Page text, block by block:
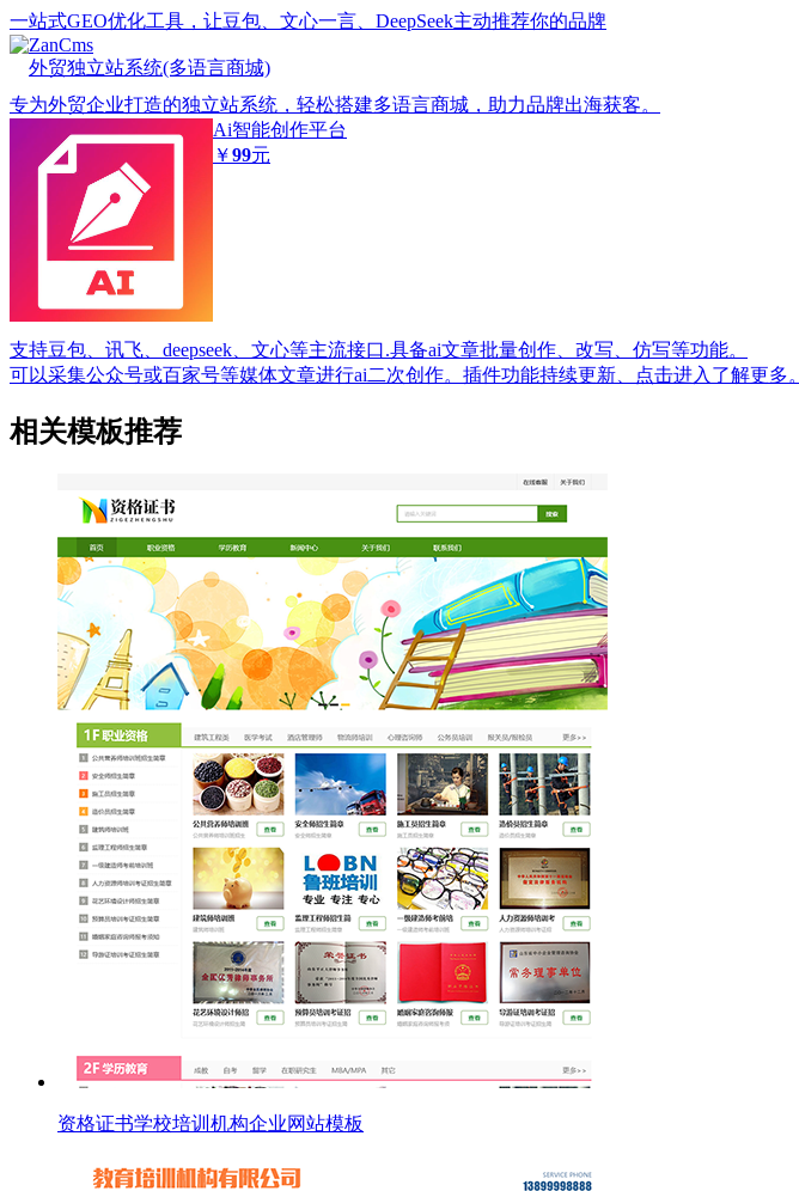
一站式GEO优化工具，让豆包、文心一言、DeepSeek主动推荐你的品牌
ZanCms
外贸独立站系统(多语言商城)
专为外贸企业打造的独立站系统，轻松搭建多语言商城，助力品牌出海获客。
Ai智能创作平台
￥99元
支持豆包、讯飞、deepseek、文心等主流接口.具备ai文章批量创作、改写、仿写等功能。
可以采集公众号或百家号等媒体文章进行ai二次创作。插件功能持续更新、点击进入了解更多。
相关模板推荐
资格证书学校培训机构企业网站模板